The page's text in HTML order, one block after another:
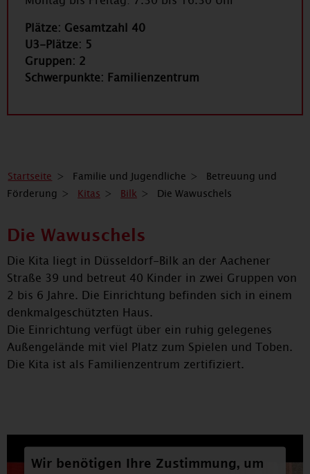
Plätze: Gesamtzahl 40
U3-Plätze: 5
Gruppen: 2
Schwerpunkte: Familienzentrum
Startseite Familie und Jugendliche
Betreuung und
Förderung
Kitas Bilk Die Wawuschels
Die Wawuschels
Die Kita liegt in Düsseldorf-Bilk an der Aachener
Straße 39 und betreut 40 Kinder in zwei Gruppen von
2 bis 6 Jahre. Die Einrichtung befinden sich in einem
denkmalgeschützten Haus.
Die Einrichtung verfügt über ein ruhig gelegenes
Außengelände mit viel Platz zum Spielen und Toben.
Die Kita ist als Familienzentrum zertifiziert.
Wir benötigen Ihre Zustimmung, um